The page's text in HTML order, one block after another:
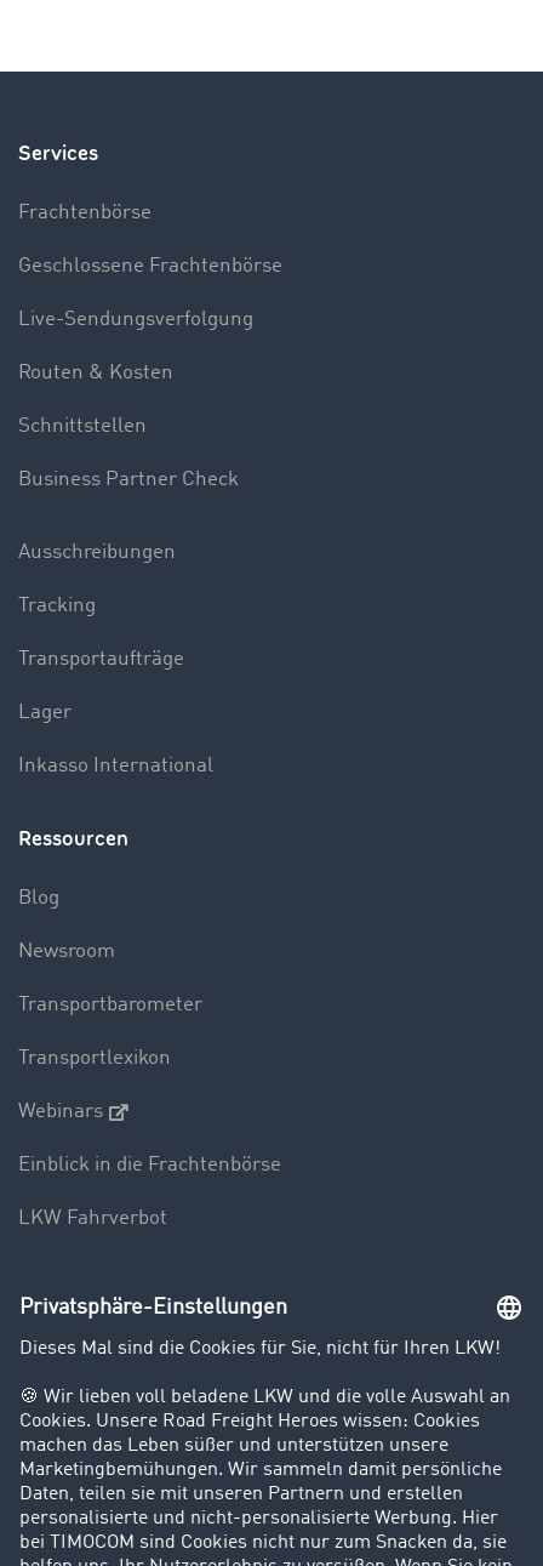
Services
Frachtenbörse
Geschlossene Frachtenbörse
Live-Sendungsverfolgung
Routen & Kosten
Schnittstellen
Business Partner Check
Ausschreibungen
Tracking
Transportaufträge
Lager
Inkasso International
Ressourcen
Blog
Newsroom
Transportbarometer
Transportlexikon
Webinars
Einblick in die Frachtenbörse
LKW Fahrverbot
Unternehmen
Kunden werben Kunden
Success Stories
Karriere
Support